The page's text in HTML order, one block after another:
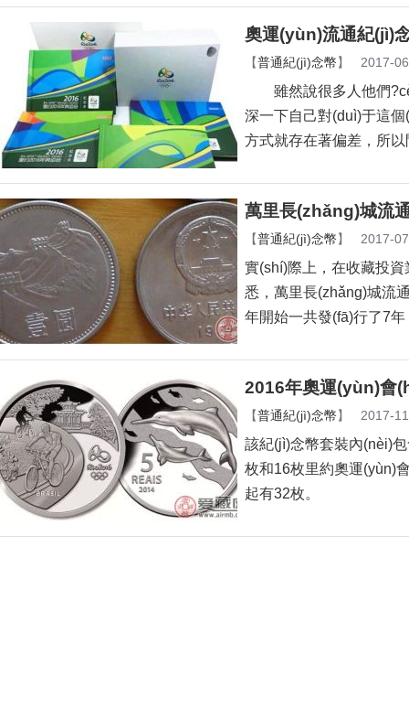
奧運(yùn)流通紀(jì)
【普通紀(jì)念幣】 2017-
雖然說很多人他們?cè)
深一下自己對(duì)于這個
方式就存在著偏差，所以
萬里長(zhǎng)城流
【普通紀(jì)念幣】 2017-
實(shí)際上，在收藏投資
悉，萬里長(zhǎng)城流通
年開始一共發(fā)行了7年
2016年奧運(yùn)會
【普通紀(jì)念幣】 2017-
該紀(jì)念幣套裝內(nèi)包
枚和16枚里約奧運(yùn)
起有32枚。